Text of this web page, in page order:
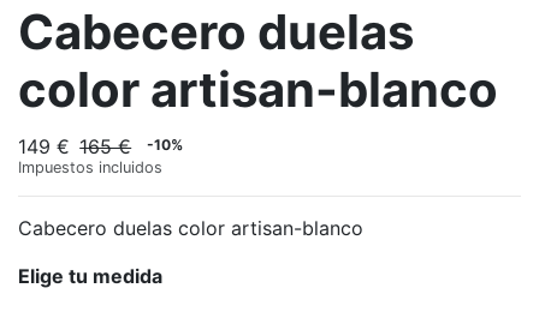
Cabecero duelas
color artisan-blanco
149 € 165 €
-10%
Impuestos incluidos
Cabecero duelas color artisan-blanco
Elige tu medida